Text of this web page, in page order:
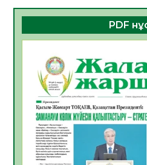
06.08.2026
ҚҰРЫЛТАЙ САЙЛАУЫ
06.08.2026
Инфекциялық
жұмыстарының
06.08.2026
Көкжөтел ауруы
06.08.2026
PDF